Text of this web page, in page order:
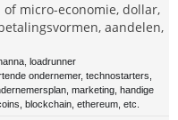
micro-economie, dollar,
aandelen,
loadrunner
ondernemer, technostarters,
marketing, handige
blockchain, ethereum, etc.